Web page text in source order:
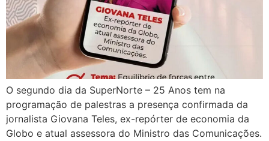
O segundo dia da SuperNorte – 25 Anos tem na
programação de palestras a presença confirmada da
jornalista Giovana Teles, ex-repórter de economia da
Globo e atual assessora do Ministro das Comunicações.